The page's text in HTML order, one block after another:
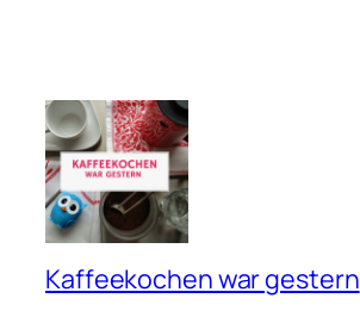
Kaffeekochen war gestern